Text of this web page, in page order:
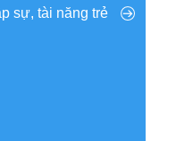
sự, tài năng trẻ